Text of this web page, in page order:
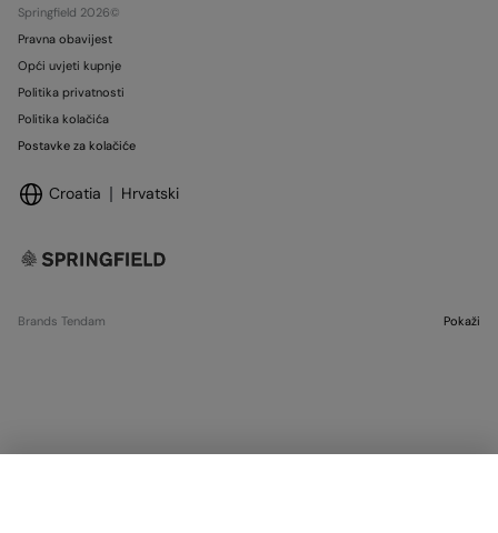
Springfield 2026©
Pravna obavijest
Opći uvjeti kupnje
Politika privatnosti
Politika kolačića
Postavke za kolačiće
Croatia Hrvatski
Brands Tendam Pokaži